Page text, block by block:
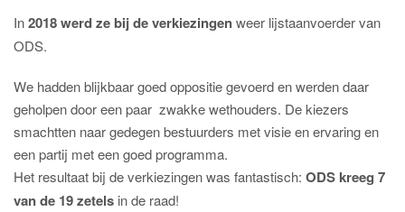
In2018 werd ze bij de verkiezingenweer lijstaanvoerder van
ODS.
We hadden blijkbaar goed oppositie gevoerd en werden daar
geholpen door een paar zwakke wethouders. De kiezers
smachtten naar gedegen bestuurders met visie en ervaring en
een partij met een goed programma.
Het resultaat bij de verkiezingen was fantastisch: ODS kreeg 7
van de 19 zetels in de raad!